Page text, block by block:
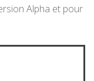
Alpha et pour